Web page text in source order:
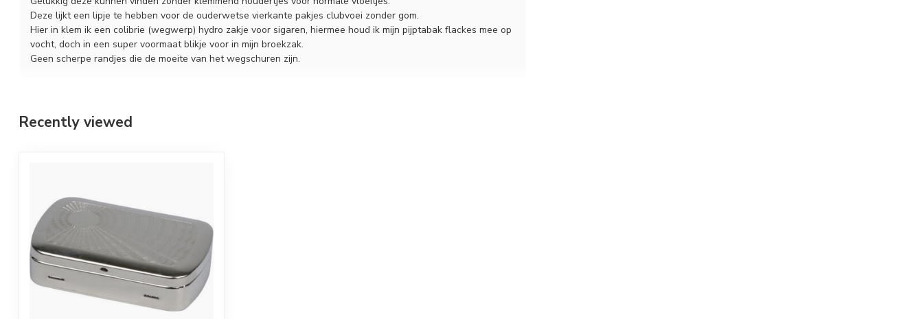
Deze lijkt een lipje te hebben voor de ouderwetse vierkante pakjes clubvoei zonder gom.
Hier in klem ik een colibrie (wegwerp) hydro zakje voor sigaren, hiermee houd ik mijn pijptabak flackes mee op
vocht, doch in een super voormaat blikje voor in mijn broekzak.
Geen scherpe randjes die de moeite van het wegschuren zijn.
Recently viewed